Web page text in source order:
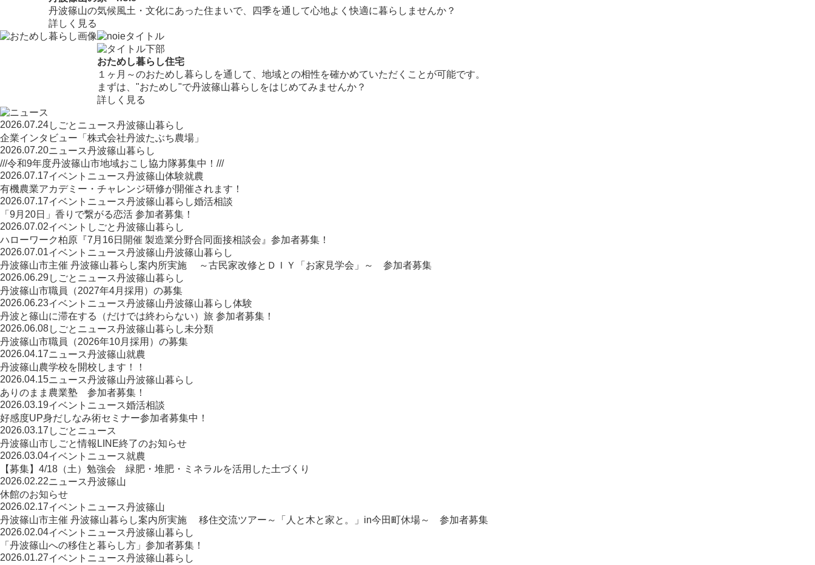
丹波篠山の気候風土・文化にあった住まいで、四季を通して心地よく快適に暮らしませんか？
詳しく見る
おためし暮らし住宅
１ヶ月～のおためし暮らしを通して、地域との相性を確かめていただくことが可能です。
まずは、"おためし"で丹波篠山暮らしをはじめてみませんか？
詳しく見る
2026.07.24しごと ニュース丹波篠山暮らし
企業インタビュー「株式会社丹波たぶち農場」
2026.07.20ニュース丹波篠山暮らし
///令和9年度丹波篠山市地域おこし協力隊募集中！///
2026.07.17イベント ニュース丹波篠山体験就農
有機農業アカデミー・チャレンジ研修が開催されます！
2026.07.17イベント ニュース丹波篠山暮らし婚活相談
「9月20日」香りで繋がる恋活 参加者募集！
2026.07.02イベント しごと丹波篠山暮らし
ハローワーク柏原『7月16日開催 製造業分野合同面接相談会』参加者募集！
2026.07.01イベント ニュース丹波篠山丹波篠山暮らし
丹波篠山市主催 丹波篠山暮らし案内所実施 ～古民家改修とＤＩＹ「お家見学会」～ 参加者募集
2026.06.29しごと ニュース丹波篠山暮らし
丹波篠山市職員（2027年4月採用）の募集
2026.06.23イベント ニュース丹波篠山丹波篠山暮らし体験
丹波と篠山に滞在する（だけでは終わらない）旅 参加者募集！
2026.06.08しごと ニュース丹波篠山暮らし未分類
丹波篠山市職員（2026年10月採用）の募集
2026.04.17ニュース丹波篠山就農
丹波篠山農学校を開校します！！
2026.04.15ニュース丹波篠山丹波篠山暮らし
ありのまま農業塾 参加者募集！
2026.03.19イベント ニュース婚活相談
好感度UP身だしなみ術セミナー参加者募集中！
2026.03.17 しごと ニュース
丹波篠山市しごと情報LINE終了のお知らせ
2026.03.04イベント ニュース就農
【募集】4/18（土）勉強会 緑肥・堆肥・ミネラルを活用した土づくり
2026.02.22ニュース丹波篠山
休館のお知らせ
2026.02.17イベント ニュース丹波篠山
丹波篠山市主催 丹波篠山暮らし案内所実施 移住交流ツアー～「人と木と家と。」in今田町休場～ 参加者募集
2026.02.04イベント ニュース丹波篠山暮らし
「丹波篠山への移住と暮らし方」参加者募集！
2026.01.27イベント ニュース丹波篠山暮らし